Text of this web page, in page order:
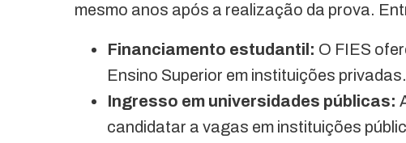
mesmo anos após a realização da prova.
Financiamento estudantil: O FIES
Ensino Superior em instituições privadas.
Ingresso em universidades públicas:
candidatar a vagas em instituições